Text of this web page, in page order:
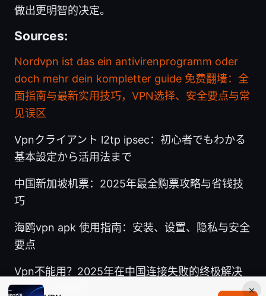
做出更明智的决定。
Sources:
Nordvpn ist das ein antivirenprogramm oder
doch mehr dein kompletter guide 免费翻墙：全
面指南与最新实用技巧，VPN选择、安全要点与常
见误区
Vpnクライアント l2tp ipsec：初心者でもわかる
基本設定から活用法まで
中国新加坡机票：2025年最全购票攻略与省钱技
巧
海鸥vpn apk 使用指南：安装、设置、隐私与安全
要点
Vpn不能用？2025年在中国连接失败的终极解决
指南与可靠推荐
×